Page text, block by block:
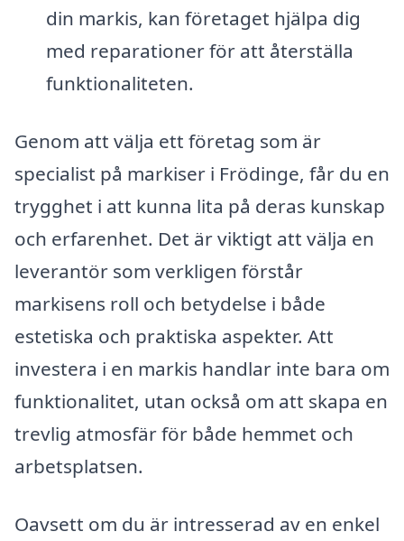
din markis, kan företaget hjälpa dig
med reparationer för att återställa
funktionaliteten.
Genom att välja ett företag som är
specialist på markiser i Frödinge, får du en
trygghet i att kunna lita på deras kunskap
och erfarenhet. Det är viktigt att välja en
leverantör som verkligen förstår
markisens roll och betydelse i både
estetiska och praktiska aspekter. Att
investera i en markis handlar inte bara om
funktionalitet, utan också om att skapa en
trevlig atmosfär för både hemmet och
arbetsplatsen.
Oavsett om du är intresserad av en enkel